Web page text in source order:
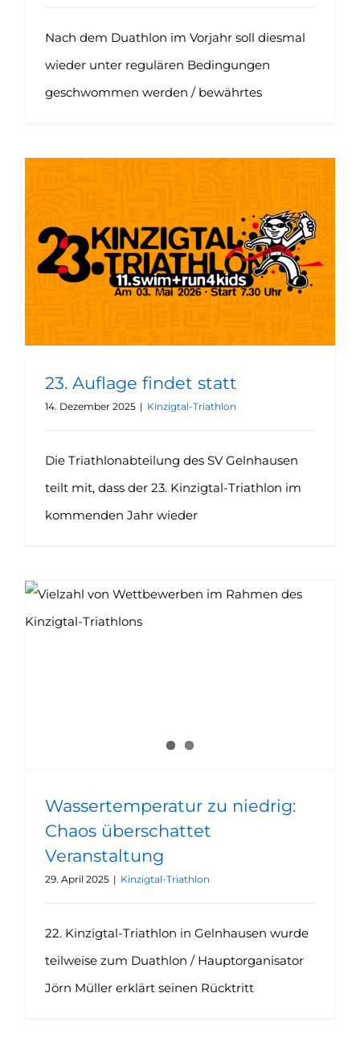
Nach dem Duathlon im Vorjahr soll diesmal
wieder unter regulären Bedingungen
geschwommen werden / bewährtes
23. Auflage findet statt
14. Dezember 2025 | Kinzigtal-Triathlon
Die Triathlonabteilung des SV Gelnhausen
teilt mit, dass der 23. Kinzigtal-Triathlon im
kommenden Jahr wieder
Wassertemperatur zu niedrig:
Chaos überschattet
Veranstaltung
29. April 2025 | Kinzigtal-Triathlon
22. Kinzigtal-Triathlon in Gelnhausen wurde
teilweise zum Duathlon / Hauptorganisator
Jörn Müller erklärt seinen Rücktritt